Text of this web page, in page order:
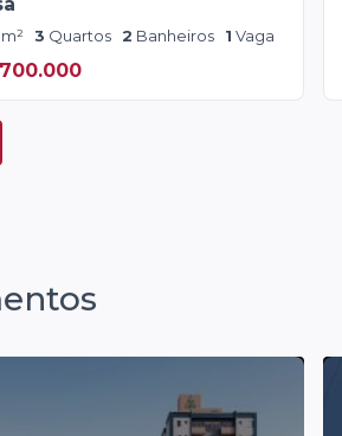
m² 3 Quartos 2 Banheiros 1 Vaga